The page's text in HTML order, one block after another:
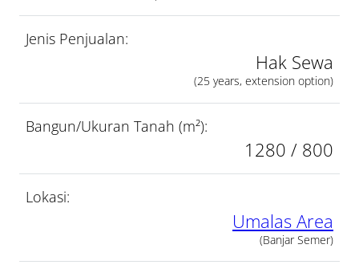
Jenis Penjualan:
Hak Sewa
(25 years, extension option)
Bangun/Ukuran Tanah (m²):
1280 / 800
Lokasi:
Umalas Area
(Banjar Semer)